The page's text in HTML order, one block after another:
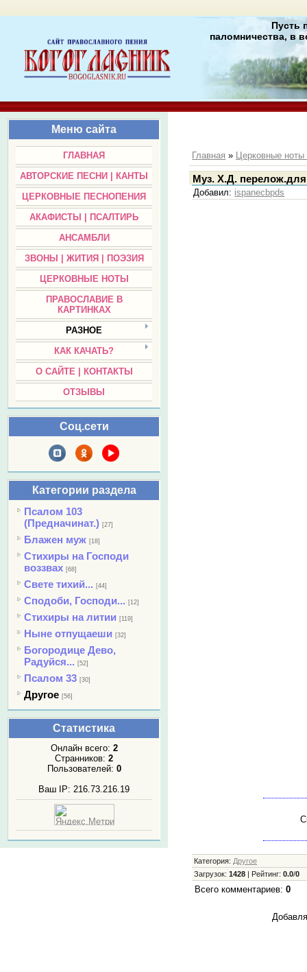
Пусть
паломничества, в
Меню сайта
ГЛАВНАЯ
АВТОРСКИЕ ПЕСНИ | КАНТЫ
ЦЕРКОВНЫЕ ПЕСНОПЕНИЯ
АКАФИСТЫ | ПСАЛТИРЬ
АНСАМБЛИ
ЗВОНЫ | ЖИТИЯ | ПОЭЗИЯ
ЦЕРКОВНЫЕ НОТЫ
ПРАВОСЛАВИЕ В
КАРТИНКАХ
РАЗНОЕ
КАК КАЧАТЬ?
О САЙТЕ | КОНТАКТЫ
ОТЗЫВЫ
Соц.сети
Категории раздела
Псалом 103
(Предначинат.) [27]
Блажен муж [18]
Стихиры на Господи
воззвах [68]
Свете тихий... [44]
Сподоби, Господи... [12]
Стихиры на литии [119]
Ныне отпущаеши [32]
Богородице Дево,
Радуйся... [52]
Псалом 33 [30]
Другое [56]
Статистика
Онлайн всего: 2
Странников: 2
Пользователей: 0
Ваш IP: 216.73.216.19
Главная » Церковные ноты
Муз. Х.Д.
Добавил: ispanecbpds
Категория: Другое
Загрузок:1428 Рейтинг:0.0/0
Всего комментариев: 0